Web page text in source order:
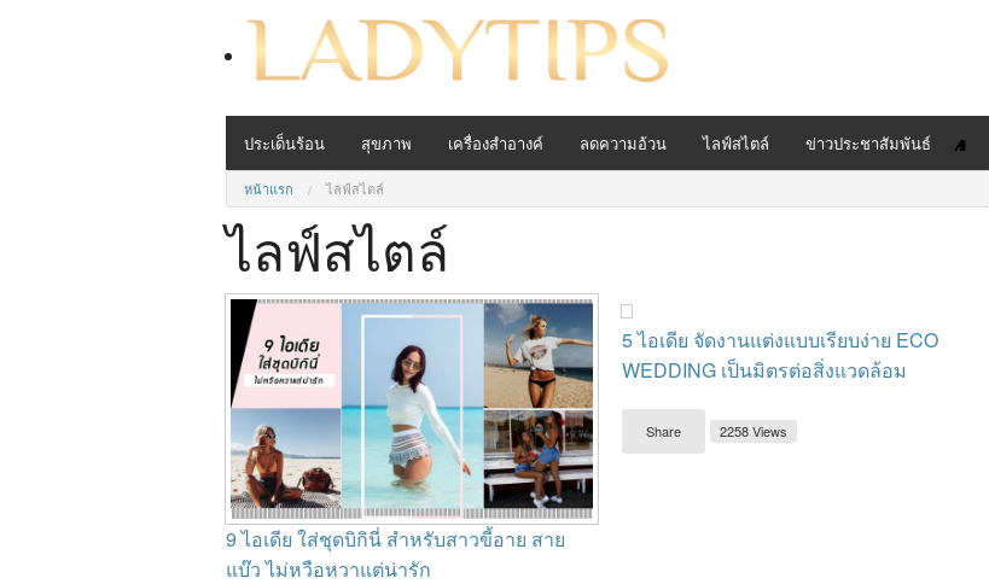
ประเด็นร้อน สุขภาพ เครื่องสำอางค์ ลดความอ้วน ไลฟ์สไตล์ ข่าวประชาสัมพันธ์
หน้าแรก ไลฟ์สไตล์
ไลฟ์สไตล์
9 ไอเดีย ใส่ชุดบิกินี่ สำหรับสาวขี้อาย สาย
แบ๊ว ไม่หวือหวาแต่น่ารัก
5 ไอเดีย จัดงานแต่งแบบเรียบง่าย ECO
WEDDING เป็นมิตรต่อสิ่งแวดล้อม
Share 2258 Views